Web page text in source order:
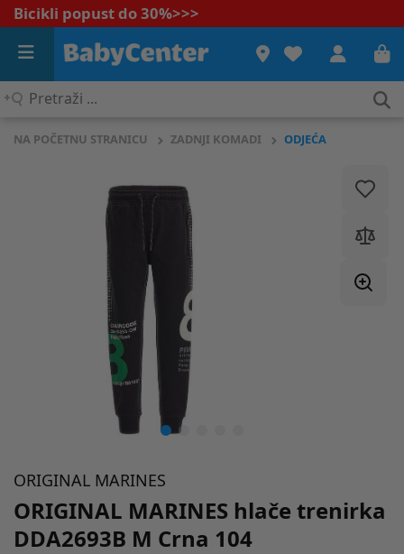
Bicikli popust do 30%>>>
Pretraži
NA POČETNU STRANICU ZADNJI KOMADI ODJEĆA
ORIGINAL MARINES
ORIGINAL MARINES hlače trenirka
DDA2693B M Crna 104